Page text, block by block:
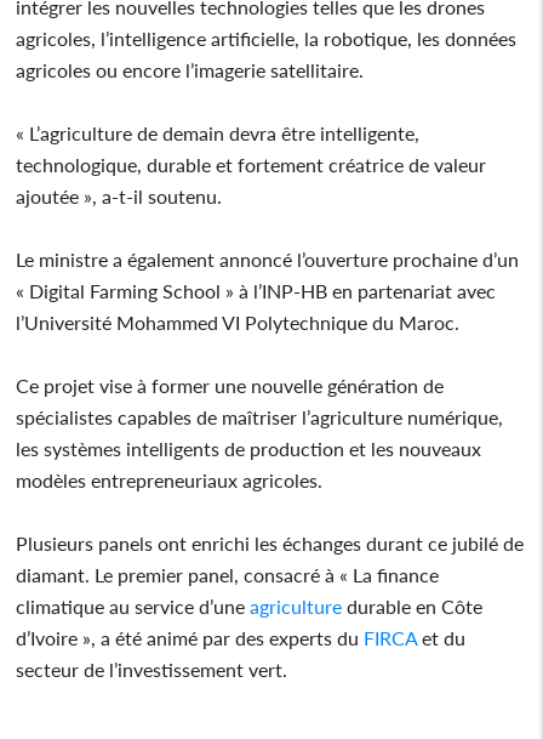
intégrer les nouvelles technologies telles que les drones
agricoles, l’intelligence artificielle, la robotique, les données
agricoles ou encore l’imagerie satellitaire.
« L’agriculture de demain devra être intelligente,
technologique, durable et fortement créatrice de valeur
ajoutée », a-t-il soutenu.
Le ministre a également annoncé l’ouverture prochaine d’un
« Digital Farming School » à l’INP-HB en partenariat avec
l’Université Mohammed VI Polytechnique du Maroc.
Ce projet vise à former une nouvelle génération de
spécialistes capables de maîtriser l’agriculture numérique,
les systèmes intelligents de production et les nouveaux
modèles entrepreneuriaux agricoles.
Plusieurs panels ont enrichi les échanges durant ce jubilé de
diamant. Le premier panel, consacré à « La finance
climatique au service d’une agriculture durable en Côte
d’Ivoire », a été animé par des experts du FIRCA et du
secteur de l’investissement vert.